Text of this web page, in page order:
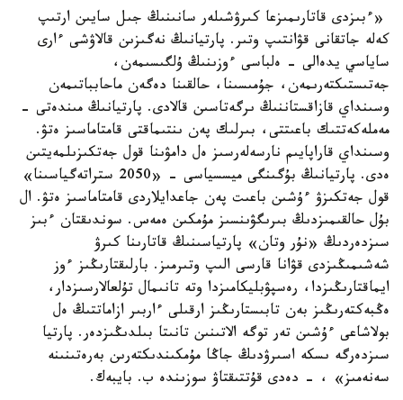
«ءبىزدى قاتارىمىزعا كىرۋشىلەر سانىنىڭ جىل سايىن ارتىپ
كەلە جاتقانى قۋانتىپ وتىر. پارتيانىڭ نەگىزىن قالاۋشى ءارى
ساياسي يدەالى - ەلباسى ءوزىنىڭ ۇلگىسىمەن،
جەتىستىكتەرىمەن، جۇمىسىنا، حالقىنا دەگەن ماحابباتىمەن
وسىنداي قازاقستاننىڭ ىرگەتاسىن قالادى. پارتيانىڭ مىندەتى -
مەملەكەتتىك باعىتتى، بىرلىك پەن ىنتىماقتى قامتاماسىز ەتۋ.
وسىنداي قاراپايىم نارسەلەرسىز ەل دامۋىنا قول جەتكىزىلمەيتىن
ەدى. پارتيانىڭ بۇگىنگى ميسسياسى - «2050 ستراتەگياسىنا»
قول جەتكىزۋ ءۇشىن باعىت پەن جاعدايلاردى قامتاماسىز ەتۋ. ال
بۇل حالقىمىزدىڭ بىرىگۋىنسىز مۇمكىن ەمەس. سوندىقتان ءبىز
سىزدەردىڭ «نۇر وتان» پارتياسىنىڭ قاتارىنا كىرۋ
شەشىمىڭىزدى قۋانا قارسى الىپ وتىرمىز. بارلىقتارىڭىز ءوز
ايماقتارىڭىزدا، رەسپۋبليكامىزدا وتە تانىمال تۇلعالارسىزدار،
ەڭبەكتەرىڭىز بەن تابىستارىڭىز ارقىلى ءاربىر ازاماتتىڭ ەل
بولاشاعى ءۇشىن تەر توگە الاتىنىن تانىتا بىلدىڭىزدەر. پارتيا
سىزدەرگە ىسكە اسىرۋدىڭ جاڭا مۇمكىندىكتەرىن بەرەتىنىنە
سەنەمىز» ، - دەدى قۇتتىقتاۋ سوزىندە ب. بايبەك.